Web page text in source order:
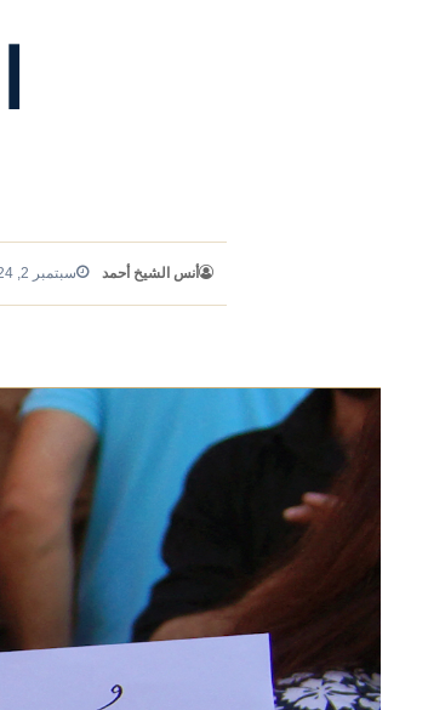
أنس الشيخ أحمد سبتمبر 2, 2024